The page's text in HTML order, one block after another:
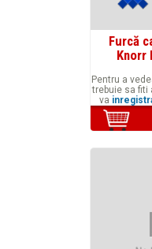
Furcă
Knorr
Pentru a
trebuie sa fiti
va